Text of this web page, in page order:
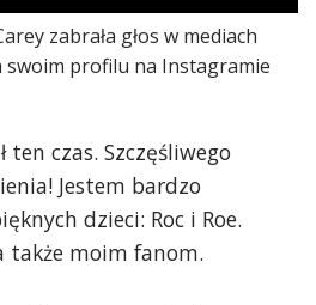
zabrała głos w mediach
swoim profilu na Instagramie
ten czas. Szczęśliwego
Jestem bardzo
dzieci: Roc i Roe.
także moim fanom.